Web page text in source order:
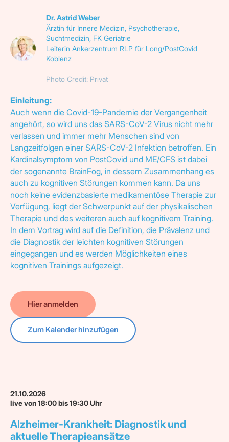
Dr. Astrid Weber
Ärztin für Innere Medizin, Psychotherapie,
Suchtmedizin, FK Geriatrie
Leiterin Ankerzentrum RLP für Long/PostCovid
Koblenz
Photo Credit: Privat
Einleitung:
Auch wenn die Covid-19-Pandemie der Vergangenheit
angehört, so wird uns das SARS-CoV-2 Virus nicht mehr
verlassen und immer mehr Menschen sind von
Langzeitfolgen einer SARS-CoV-2 Infektion betroffen. Ein
Kardinalsymptom von PostCovid und ME/CFS ist dabei
der sogenannte BrainFog, in dessem Zusammenhang es
auch zu kognitiven Störungen kommen kann. Da uns
noch keine evidenzbasierte medikamentöse Therapie zur
Verfügung, liegt der Schwerpunkt auf der physikalischen
Therapie und des weiteren auch auf kognitivem Training.
In dem Vortrag wird auf die Definition, die Prävalenz und
die Diagnostik der leichten kognitiven Störungen
eingegangen und es werden Möglichkeiten eines
kognitiven Trainings aufgezeigt.
Hier anmelden
Zum Kalender hinzufügen
21.10.2026
live von 18:00 bis 19:30 Uhr
Alzheimer-Krankheit: Diagnostik und
aktuelle Therapieansätze